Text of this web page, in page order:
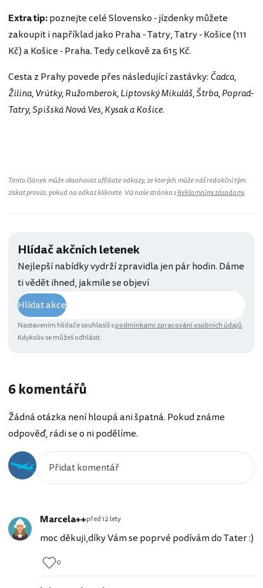
Extra tip:poznejte celé Slovensko - jízdenky můžete
zakoupit i například jako Praha - Tatry, Tatry - Košice (111
Kč) a Košice - Praha. Tedy celkově za 615 Kč.
Cesta z Prahy povede přes následující zastávky: Čadca,
Žilina, Vrútky, Ružomberok, Liptovský Mikuláš, Štrba, Poprad-
Tatry, Spišská Nová Ves, Kysak a Košice.
Tento článek může obsahovat affiliate odkazy, ze kterých může náš redakční tým
získat provizi, pokud na odkaz kliknete. Viz naše stránka sReklamními zásadami.
Hlídač akčních letenek
Nejlepší nabídky vydrží zpravidla jen pár hodin. Dáme
ti vědět ihned, jakmile se objeví
Hlídat akce
Nastavením hlídače souhlasíš spodmínkami zpracování osobních údajů.
Kdykoliv se můžeš odhlásit.
6 komentářů
Žádná otázka není hloupá ani špatná. Pokud známe
odpověď, rádi se o ni podělíme.
Marcela++před 12 lety
moc děkuji,díky Vám se poprvé podívám do Tater :)
0